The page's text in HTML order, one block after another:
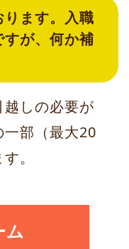
ます。入職
が、何か補
しの必要が
部（最大20
。
ム